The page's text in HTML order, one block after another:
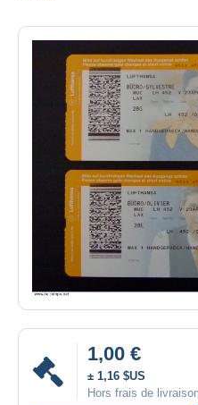
1,00 €
± 1,16 $US
Hors frais de